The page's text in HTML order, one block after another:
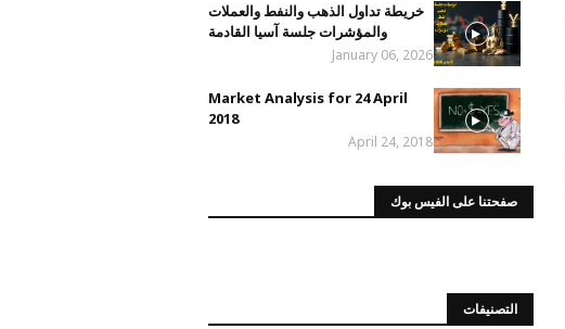
خريطة تداول الذهب والنفط والعملات
والمؤشرات جلسة آسيا القادمة
January 06, 2026
Market Analysis for 24 April
2018
April 24, 2018
صفحتنا على الفيس بوك
التصنيفات